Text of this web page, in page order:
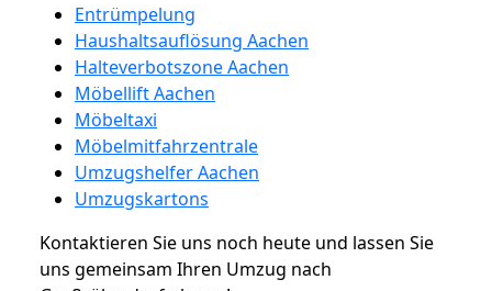
Entrümpelung
Haushaltsauflösung Aachen
Halteverbotszone Aachen
Möbellift Aachen
Möbeltaxi
Möbelmitfahrzentrale
Umzugshelfer Aachen
Umzugskartons
Kontaktieren Sie uns noch heute und lassen Sie
uns gemeinsam Ihren Umzug nach